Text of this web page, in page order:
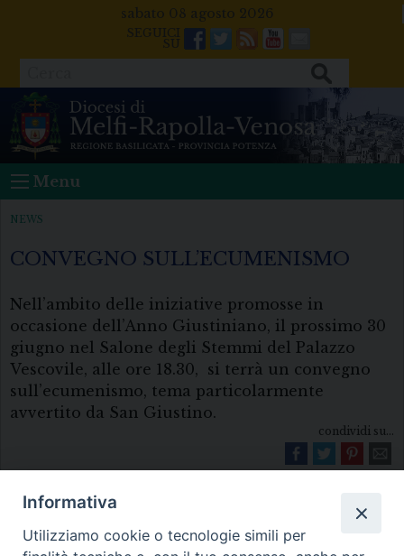
sabato 08 agosto 2026
Facebook
Twitter
FeedsYoutube
Mail
Menu
NEWS
CONVEGNO SULL’ECUMENISMO
Nell’ambito delle iniziative promosse in
occasione dell’Anno Giustiniano, il prossimo 30
giugno nel Salone degli Stemmi del Palazzo
Vescovile, alle ore 18.30, si terrà un convegno
sull’ecumenismo, tema particolarmente
avvertito da San Giustino.
condividi su...
Informativa
Utilizziamo cookie o tecnologie simili per